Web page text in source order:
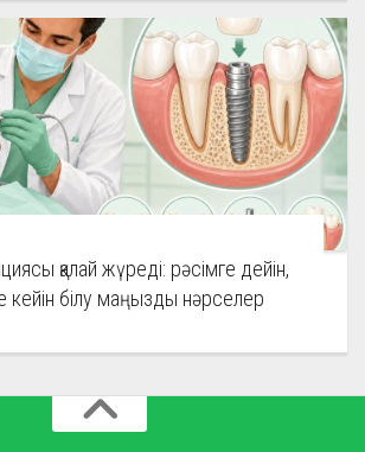
қалай жүреді: рәсімге дейін,
кейін білу маңызды нәрселер